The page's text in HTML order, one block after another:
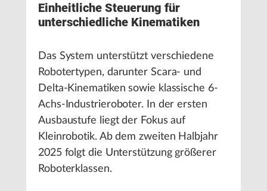
Einheitliche Steuerung für
unterschiedliche Kinematiken
Das System unterstützt verschiedene
Robotertypen, darunter Scara- und
Delta-Kinematiken sowie klassische 6-
Achs-Industrieroboter. In der ersten
Ausbaustufe liegt der Fokus auf
Kleinrobotik. Ab dem zweiten Halbjahr
2025 folgt die Unterstützung größerer
Roboterklassen.